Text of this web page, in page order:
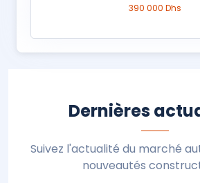
390 000 Dhs
Dernières
Suivez l'actualité du marché
nouveautés